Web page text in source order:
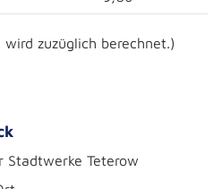
zuzüglich berechnet.)
Stadtwerke Teterow